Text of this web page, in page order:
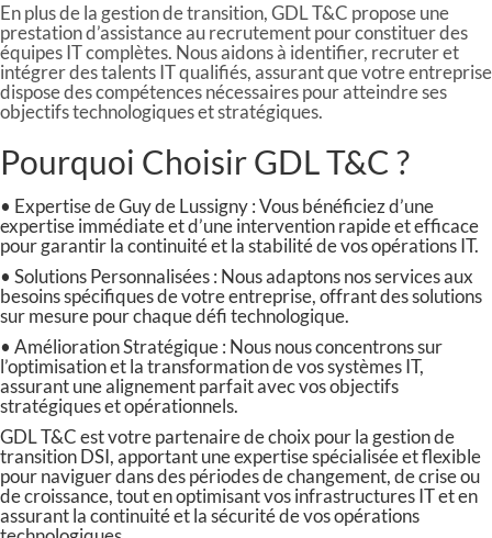
En plus de la gestion de transition, GDL T&C propose une
prestation d’assistance au recrutement pour constituer des
équipes IT complètes. Nous aidons à identifier, recruter et
intégrer des talents IT qualifiés, assurant que votre entreprise
dispose des compétences nécessaires pour atteindre ses
objectifs technologiques et stratégiques.
Pourquoi Choisir GDL T&C ?
• Expertise de Guy de Lussigny : Vous bénéficiez d’une
expertise immédiate et d’une intervention rapide et efficace
pour garantir la continuité et la stabilité de vos opérations IT.
• Solutions Personnalisées : Nous adaptons nos services aux
besoins spécifiques de votre entreprise, offrant des solutions
sur mesure pour chaque défi technologique.
• Amélioration Stratégique : Nous nous concentrons sur
l’optimisation et la transformation de vos systèmes IT,
assurant une alignement parfait avec vos objectifs
stratégiques et opérationnels.
GDL T&C est votre partenaire de choix pour la gestion de
transition DSI, apportant une expertise spécialisée et flexible
pour naviguer dans des périodes de changement, de crise ou
de croissance, tout en optimisant vos infrastructures IT et en
assurant la continuité et la sécurité de vos opérations